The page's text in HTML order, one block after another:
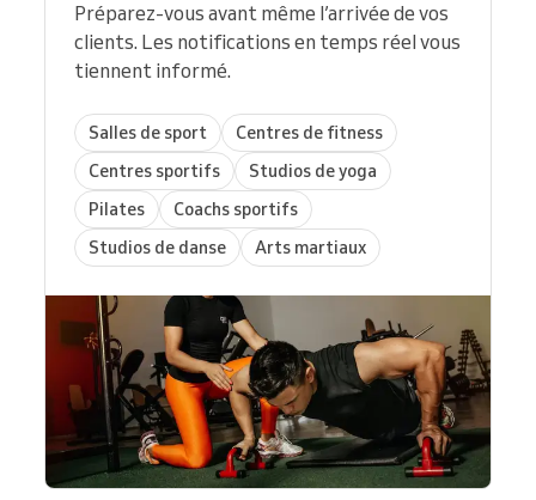
Préparez-vous avant même l’arrivée de vos
clients. Les notifications en temps réel vous
tiennent informé.
Salles de sport
Centres de fitness
Centres sportifs
Studios de yoga
Pilates
Coachs sportifs
Studios de danse
Arts martiaux